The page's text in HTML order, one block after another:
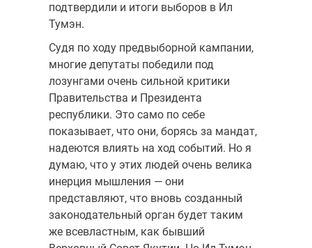
подтвердили и итоги выборов в Ил
Тумэн.
Судя по ходу предвыборной кампании,
многие депутаты победили под
лозунгами очень сильной критики
Правительства и Президента
республики. Это само по себе
показывает, что они, борясь за мандат,
надеются влиять на ход событий. Но я
думаю, что у этих людей очень велика
инерция мышления — они
представляют, что вновь созданный
законодательный орган будет таким
же всевластным, как бывший